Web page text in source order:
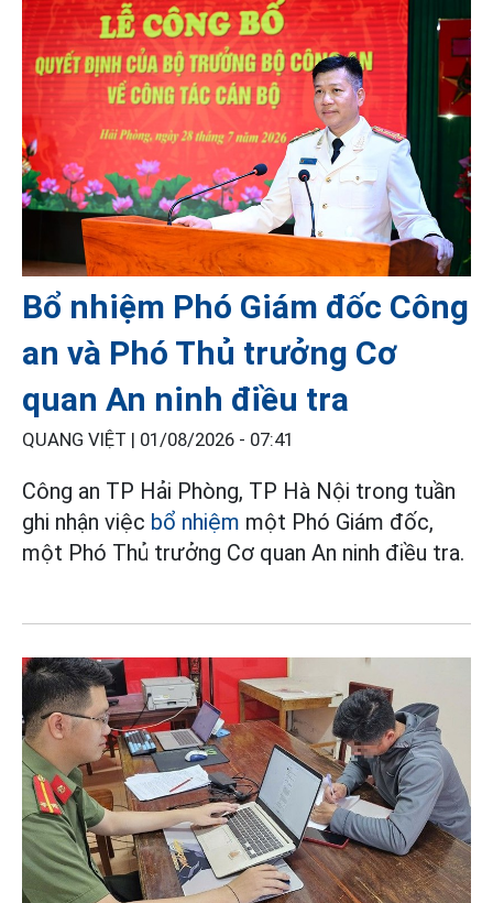
Bổ nhiệm Phó Giám đốc Công
an và Phó Thủ trưởng Cơ
quan An ninh điều tra
QUANG VIỆT | 01/08/2026 - 07:41
Công an TP Hải Phòng, TP Hà Nội trong tuần
ghi nhận việc bổ nhiệm một Phó Giám đốc,
một Phó Thủ trưởng Cơ quan An ninh điều tra.